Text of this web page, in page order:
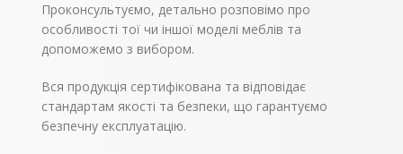
Нижня тумба 60
(600×820) Кухню
і посекційно. Ціну
уточнюйте у
менеджера.
Проконсультуємо, детально розповімо про
особливості тої чи іншої моделі меблів та
допоможемо з вибором.
Вся продукція сертифікована та відповідає
стандартам якості та безпеки, що гарантуємо
безпечну експлуатацію.